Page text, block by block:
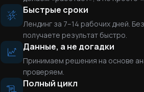
Быстрые сроки
Лендинг за 7–14 рабочих дней.
получаете результат быстро.
Данные, а не догадки
Принимаем решения на основе
проверяем.
Полный цикл